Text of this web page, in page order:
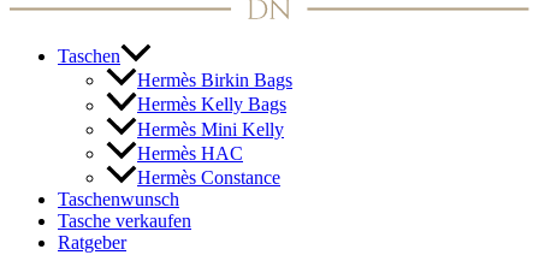
Taschen
Hermès Birkin Bags
Hermès Kelly Bags
Hermès Mini Kelly
Hermès HAC
Hermès Constance
Taschenwunsch
Tasche verkaufen
Ratgeber